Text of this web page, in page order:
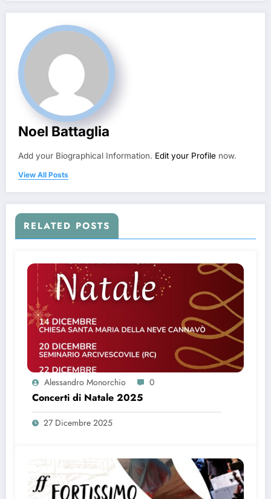
Noel Battaglia
Add your Biographical Information. Edit your Profile now.
View All Posts
RELATED POSTS
Alessandro Monorchio 0
Concerti di Natale 2025
27 Dicembre 2025